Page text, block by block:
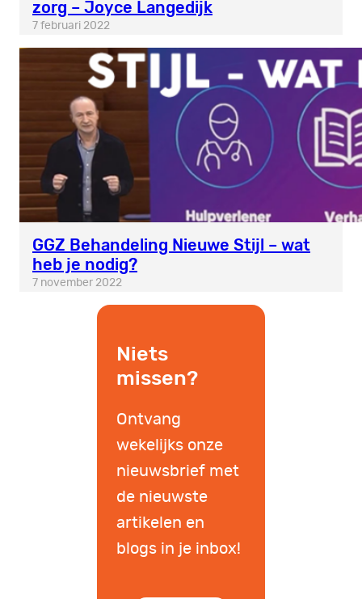
zorg – Joyce Langedijk
7 februari 2022
GGZ Behandeling Nieuwe Stijl – wat
heb je nodig?
7 november 2022
Niets
missen?
Ontvang
wekelijks onze
nieuwsbrief met
de nieuwste
artikelen en
blogs in je inbox!